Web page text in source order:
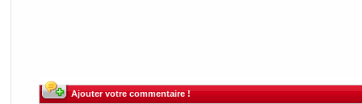
Ajouter votre commentaire !